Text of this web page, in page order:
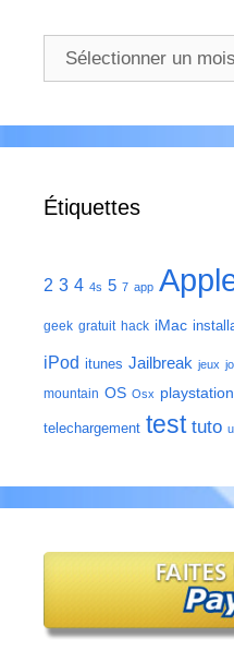
Archives
Étiquettes
2 3 4 4s 5 7 app
geek gratuit hack iMac
iPod itunes Jailbreak jeux
mountain OS Osx playstation
telechargement test tuto